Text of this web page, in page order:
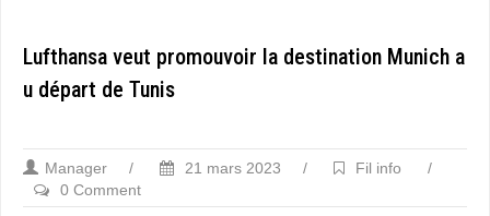
Lufthansa veut promouvoir la destination Munich a
u départ de Tunis
Manager / 21 mars 2023 / Fil info
/
0 Comment